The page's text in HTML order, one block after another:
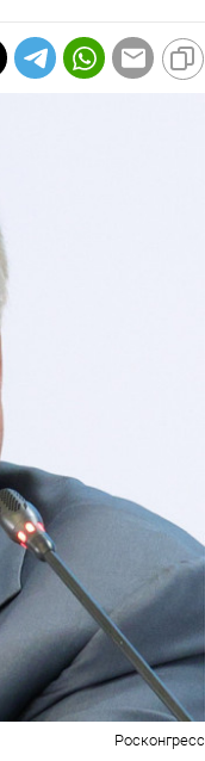
Росконгресс